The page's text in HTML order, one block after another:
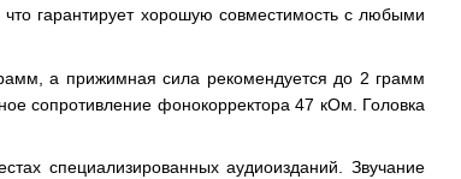
гарантирует хорошую совместимость с любыми
а прижимная сила рекомендуется до 2 грамм
сопротивление фонокорректора 47 кОм. Головка
специализированных аудиоизданий. Звучание